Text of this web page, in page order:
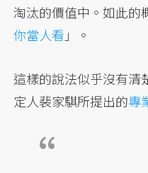
淘汰的價值中。如此的
你當人看 」。
這樣的說法似乎沒有清
定人裴家騏所提出的專